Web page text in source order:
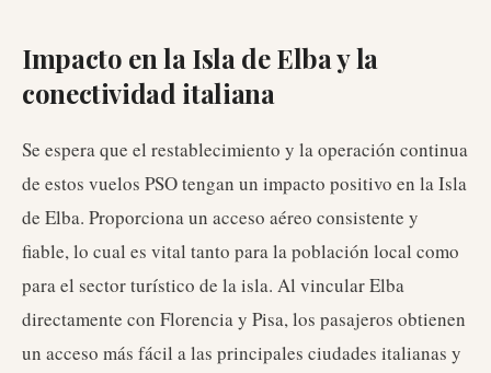
Impacto en la Isla de Elba y la
conectividad italiana
Se espera que el restablecimiento y la operación continua
de estos vuelos PSO tengan un impacto positivo en la Isla
de Elba. Proporciona un acceso aéreo consistente y
fiable, lo cual es vital tanto para la población local como
para el sector turístico de la isla. Al vincular Elba
directamente con Florencia y Pisa, los pasajeros obtienen
un acceso más fácil a las principales ciudades italianas y